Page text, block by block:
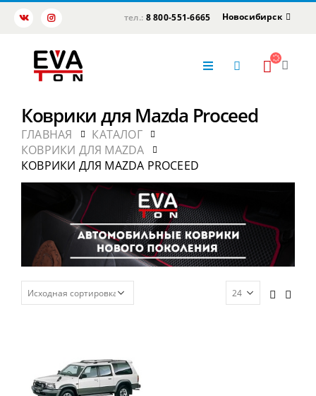
тел.: 8 800-551-6665 Новосибирск
Коврики для Mazda Proceed
ГЛАВНАЯ
КАТАЛОГ
КОВРИКИ ДЛЯ MAZDA
КОВРИКИ ДЛЯ MAZDA PROCEED